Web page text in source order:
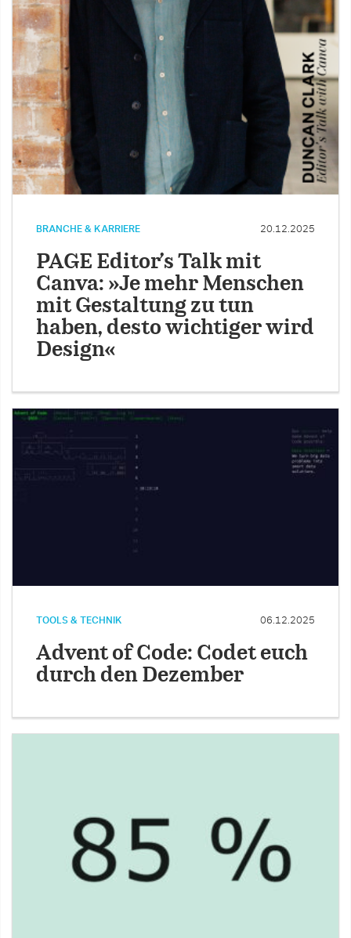
BRANCHE & KARRIERE 20.12.2025
PAGE Editor’s Talk mit
Canva: »Je mehr Menschen
mit Gestaltung zu tun
haben, desto wichtiger wird
Design«
TOOLS & TECHNIK 06.12.2025
Advent of Code: Codet euch
durch den Dezember